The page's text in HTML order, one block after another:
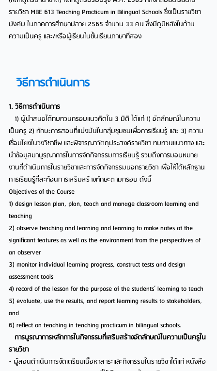
รายวิชา MBE 613 Teaching Practicum in Bilingual Schools ซึ่งเป็นรายวิชา
บังคับ ในภาคการศึกษาปลาย 2565 จำนวน 33 คน ซึ่งมีภูมิหลังในด้าน
ความเป็นครู และ/หรือผู้เรียนในชั้นเรียนภาษาที่สอง
วิธีการดำเนินการ
1. วิธีการดำเนินการ
1) ผู้นำสนอได้ทบทวนกรอบแนวคิดใน 3 มิติ ได้แก่ 1) อัตลักษณ์ในความ
เป็นครู 2) ทักษะการสอนที่แบ่งปันในกลุ่มชุมชนเพื่อการเรียนรู้ และ 3) ความ
เชื่อมโยงในวงวิชาชีพ และพิจารณาวัตถุประสงค์รายวิชา ทบทวนแนวทาง และ
นำข้อมูลมาบูรณาการในการจัดกิจกรรมการเรียนรู้ รวมถึงการมอบหมาย
งานที่ดำเนินการในรายวิชาและการจัดกิจกรรมนอกรายวิชา เพื่อให้ได้หลักฐาน
การเรียนรู้ที่สะท้อนการเสริมสร้างทักษะตามกรอบ ดังนี้
Objectives of the Course
1) design lesson plan, plan, teach and manage classroom learning and
teaching
2) observe teaching and learning and learning to make notes of the
significant features as well as the environment from the perspectives of
an observer
3) monitor individual learning progress, construct tests and design
assessment tools
4) record of the lesson for the purpose of the students’ learning to teach
5) evaluate, use the results, and report learning results to stakeholders,
and
6) reflect on teaching in teaching practicum in bilingual schools.
การบูรณาการหลักการในกิจกรรมที่เสริมสร้างอัตลักษณ์ในความเป็นครูใน
รายวิชา
• ผู้สอนดำเนินการจัดเตรียมเนื้อหาสาระและกิจกรรมในรายวิชาได้แก่ หนังสือ